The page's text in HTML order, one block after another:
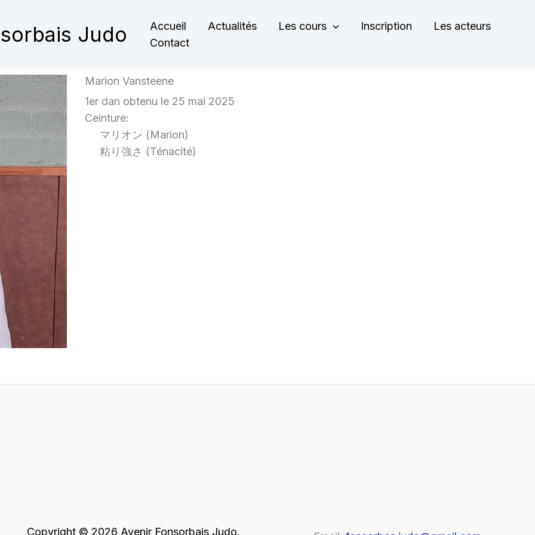
Judo Accueil Actualités Les cours Inscription
Les acteurs
Contact
Marion Vansteene
1er dan obtenu le 25 mai 2025
Ceinture:
マリオン (Marion)
粘り強さ (Ténacité)
Copyright © 2026 Avenir Fonsorbais Judo.